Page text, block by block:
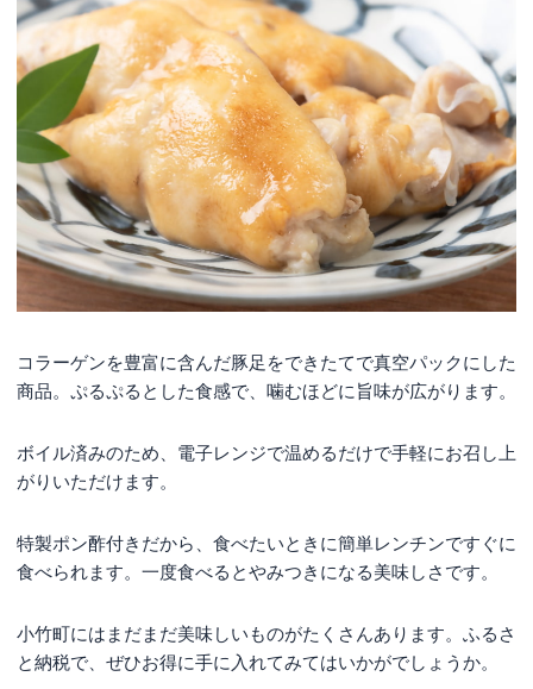
コラーゲンを豊富に含んだ豚足をできたてで真空パックにした
商品。ぷるぷるとした食感で、噛むほどに旨味が広がります。
ボイル済みのため、電子レンジで温めるだけで手軽にお召し上
がりいただけます。
特製ポン酢付きだから、食べたいときに簡単レンチンですぐに
食べられます。一度食べるとやみつきになる美味しさです。
小竹町にはまだまだ美味しいものがたくさんあります。ふるさ
と納税で、ぜひお得に手に入れてみてはいかがでしょうか。